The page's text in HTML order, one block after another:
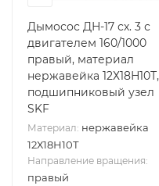
Дымосос ДН-17 сх. 3 с
двигателем 160/1000
правый, материал
нержавейка 12Х18Н10Т,
подшипниковый узел
SKF
Материал: нержавейка
12Х18Н10Т
Направление вращения:
правый